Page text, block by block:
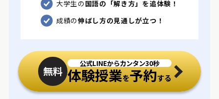
大学生の国語の「解き方」を追体験！
成績の伸ばし方の見通しが立つ！
無料
公式LINEからカンタン30秒
体験授業を予約する